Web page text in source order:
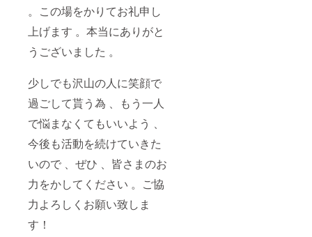
。この場をかりてお礼申し
上げます 。本当にありがと
うございました 。
少しでも沢山の人に笑顔で
過ごして貰う為 、もう一人
で悩まなくてもいいよう 、
今後も活動を続けていきた
いので 、ぜひ 、皆さまのお
力をかしてください 。ご協
力よろしくお願い致しま
す！